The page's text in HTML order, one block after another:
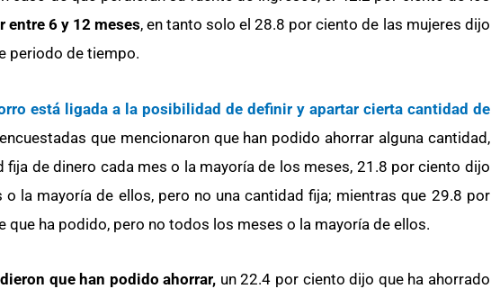
entre 6 y 12 meses, en tanto solo el 28.8 por ciento de las mujeres dijo
periodo de tiempo.
está ligada a la posibilidad de definir y apartar cierta cantidad de
que mencionaron que han podido ahorrar alguna cantidad,
de dinero cada mes o la mayoría de los meses, 21.8 por ciento dijo
la mayoría de ellos, pero no una cantidad fija; mientras que 29.8 por
ha podido, pero no todos los meses o la mayoría de ellos.
que han podido ahorrar, un 22.4 por ciento dijo que ha ahorrado